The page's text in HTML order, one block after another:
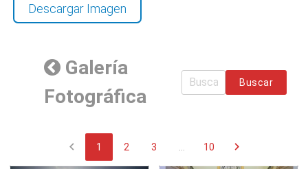
Descargar Imagen
Galería
Fotográfica
Buscar
chevron_left 1 2 3 10 chevron_right